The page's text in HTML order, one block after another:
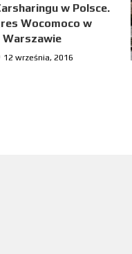
w Polsce.
Wocomoco w
Warszawie
12 września, 2016